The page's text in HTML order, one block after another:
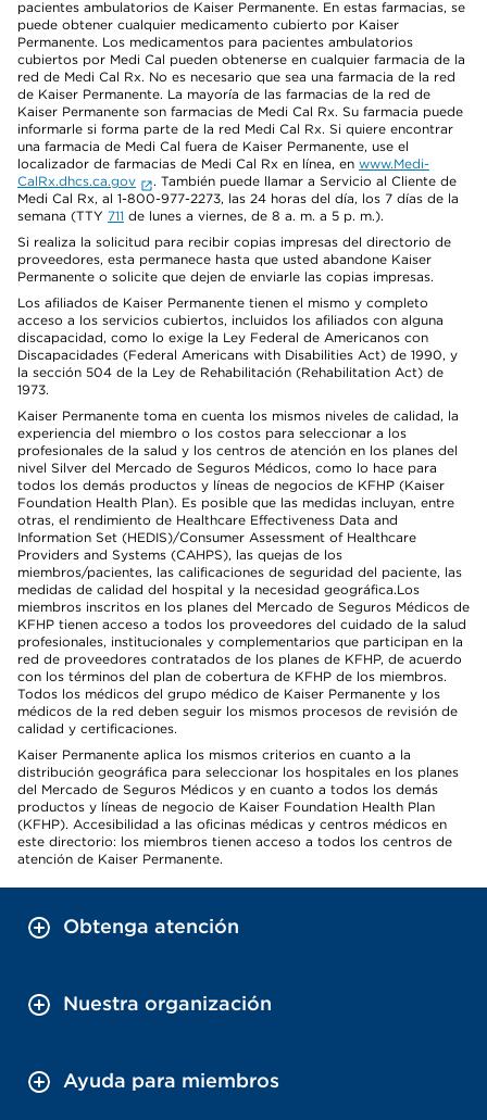
pacientes ambulatorios de Kaiser Permanente. En estas farmacias, se
puede obtener cualquier medicamento cubierto por Kaiser
Permanente. Los medicamentos para pacientes ambulatorios
cubiertos por Medi Cal pueden obtenerse en cualquier farmacia de la
red de Medi Cal Rx. No es necesario que sea una farmacia de la red
de Kaiser Permanente. La mayoría de las farmacias de la red de
Kaiser Permanente son farmacias de Medi Cal Rx. Su farmacia puede
informarle si forma parte de la red Medi Cal Rx. Si quiere encontrar
una farmacia de Medi Cal fuera de Kaiser Permanente, use el
localizador de farmacias de Medi Cal Rx en línea, en www.Medi-
CalRx.dhcs.ca.gov
. También puede llamar a Servicio al Cliente de
Medi Cal Rx, al 1-800-977-2273, las 24 horas del día, los 7 días de la
semana (TTY 711 de lunes a viernes, de 8 a. m. a 5 p. m.).
Si realiza la solicitud para recibir copias impresas del directorio de
proveedores, esta permanece hasta que usted abandone Kaiser
Permanente o solicite que dejen de enviarle las copias impresas.
Los afiliados de Kaiser Permanente tienen el mismo y completo
acceso a los servicios cubiertos, incluidos los afiliados con alguna
discapacidad, como lo exige la Ley Federal de Americanos con
Discapacidades (Federal Americans with Disabilities Act) de 1990, y
la sección 504 de la Ley de Rehabilitación (Rehabilitation Act) de
1973.
Kaiser Permanente toma en cuenta los mismos niveles de calidad, la
experiencia del miembro o los costos para seleccionar a los
profesionales de la salud y los centros de atención en los planes del
nivel Silver del Mercado de Seguros Médicos, como lo hace para
todos los demás productos y líneas de negocios de KFHP (Kaiser
Foundation Health Plan). Es posible que las medidas incluyan, entre
otras, el rendimiento de Healthcare Effectiveness Data and
Information Set (HEDIS)/Consumer Assessment of Healthcare
Providers and Systems (CAHPS), las quejas de los
miembros/pacientes, las calificaciones de seguridad del paciente, las
medidas de calidad del hospital y la necesidad geográfica.Los
miembros inscritos en los planes del Mercado de Seguros Médicos de
KFHP tienen acceso a todos los proveedores del cuidado de la salud
profesionales, institucionales y complementarios que participan en la
red de proveedores contratados de los planes de KFHP, de acuerdo
con los términos del plan de cobertura de KFHP de los miembros.
Todos los médicos del grupo médico de Kaiser Permanente y los
médicos de la red deben seguir los mismos procesos de revisión de
calidad y certificaciones.
Kaiser Permanente aplica los mismos criterios en cuanto a la
distribución geográfica para seleccionar los hospitales en los planes
del Mercado de Seguros Médicos y en cuanto a todos los demás
productos y líneas de negocio de Kaiser Foundation Health Plan
(KFHP). Accesibilidad a las oficinas médicas y centros médicos en
este directorio: los miembros tienen acceso a todos los centros de
atención de Kaiser Permanente.
Obtenga atención
Nuestra organización
Ayuda para miembros